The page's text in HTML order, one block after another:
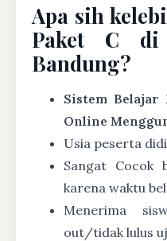
Apa sih
Paket C di
Bandung?
Sistem Belajar
Online
Usia peserta
Sangat Cocok
karena waktu
Menerima
out/tidak lulus